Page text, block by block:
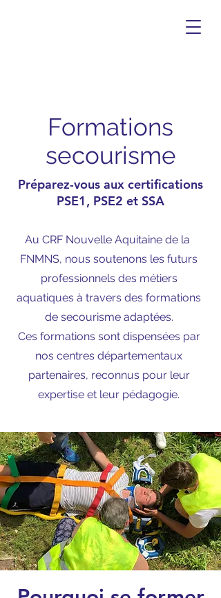
Formations
secourisme
Préparez-vous aux certifications
PSE1, PSE2 et SSA
Au CRF Nouvelle Aquitaine de la
FNMNS, nous soutenons les futurs
professionnels des métiers
aquatiques à travers des formations
de secourisme adaptées.
Ces formations sont dispensées par
nos centres départementaux
partenaires, reconnus pour leur
expertise et leur pédagogie.